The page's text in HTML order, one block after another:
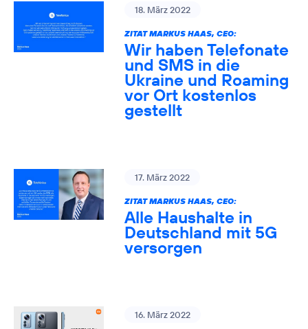
18. März 2022
ZITAT MARKUS HAAS, CEO:
Wir haben Telefonate
und SMS in die
Ukraine und Roaming
vor Ort kostenlos
gestellt
17. März 2022
ZITAT MARKUS HAAS, CEO:
Alle Haushalte in
Deutschland mit 5G
versorgen
16. März 2022